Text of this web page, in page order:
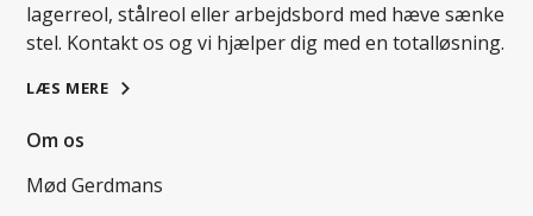
lagerreol, stålreol eller arbejdsbord med hæve sænke
stel. Kontakt os og vi hjælper dig med en totalløsning.
LÆS MERE
Om os
Mød Gerdmans